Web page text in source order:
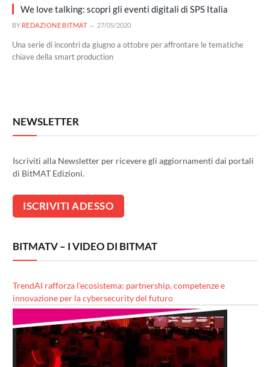
We love talking: scopri gli eventi digitali di SPS Italia
BY REDAZIONE BITMAT 27/05/2020
Una serie di incontri da giugno a ottobre per affrontare le tematiche
chiave della smart production
NEWSLETTER
Iscriviti alla Newsletter per ricevere gli aggiornamenti dai portali
di BitMAT Edizioni.
BITMATV – I VIDEO DI BITMAT
TrendAI rafforza l’ecosistema: partnership, competenze e
innovazione per la cybersecurity del futuro